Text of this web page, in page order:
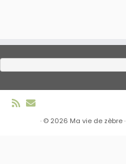
· © 2026 Ma vie de zèbre·